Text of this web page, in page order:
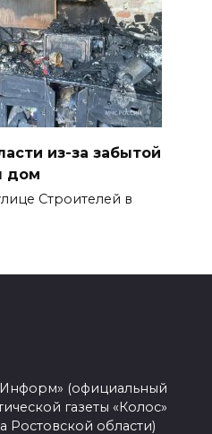
из-за забытой
дом
Строителей в
(официальный
газеты «Колос»
Ростовской области)